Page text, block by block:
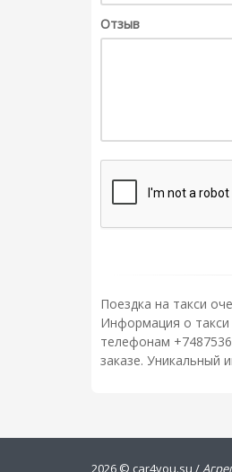
Отзыв
Поездка на такси
Информация о такси
телефонам
заказе. Уникальный
2026 © car4you.su /